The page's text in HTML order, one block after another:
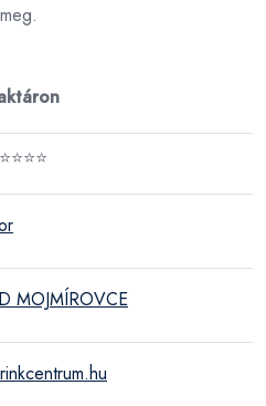
MOJMÍROVCE